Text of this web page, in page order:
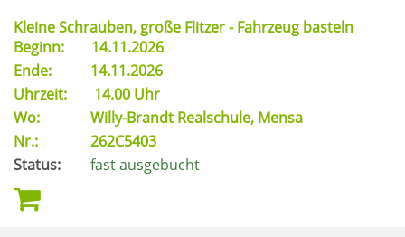
Kleine Schrauben, große Flitzer - Fahrzeug basteln
Beginn:
14.11.2026
Ende:
14.11.2026
Uhrzeit:
14.00 Uhr
Wo:
Willy-Brandt Realschule, Mensa
Nr.:
262C5403
Status:
fast ausgebucht